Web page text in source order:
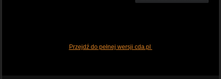
Przejdź do pełnej wersji cda.pl